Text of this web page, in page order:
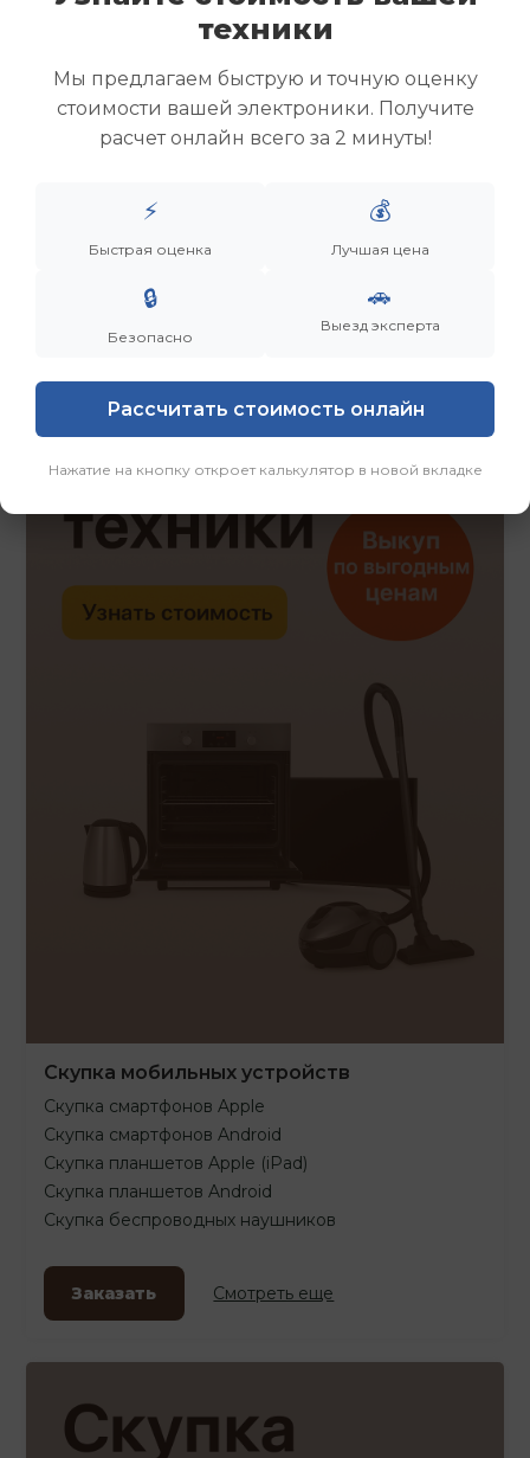
Скупка ноутбуков
Скупка ультрабуков
Скупка игровых ноутбуков
Скупка рабочих ноутбуков
Скупка старых ноутбуков (б/у)
Заказать Смотреть еще
Скупка мобильных устройств
Скупка смартфонов Apple
Скупка смартфонов Android
Скупка планшетов Apple (iPad)
Скупка планшетов Android
Скупка беспроводных наушников
Заказать Смотреть еще
техники
Мы предлагаем быструю и точную оценку
стоимости вашей электроники. Получите
расчет онлайн всего за 2 минуты!
⚡
Быстрая оценка
💰
Лучшая цена
🔒
Безопасно
🚗
Выезд эксперта
Рассчитать стоимость онлайн
Нажатие на кнопку откроет калькулятор в новой вкладке